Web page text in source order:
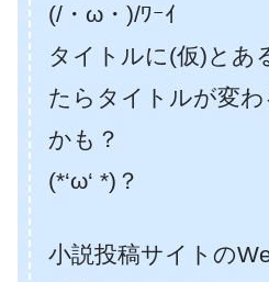
(/・ω・)/ﾜｰｲ
タイトルに(仮)とあ
たらタイトルが変
かも？
(*‘ω‘ *)？
小説投稿サイトの